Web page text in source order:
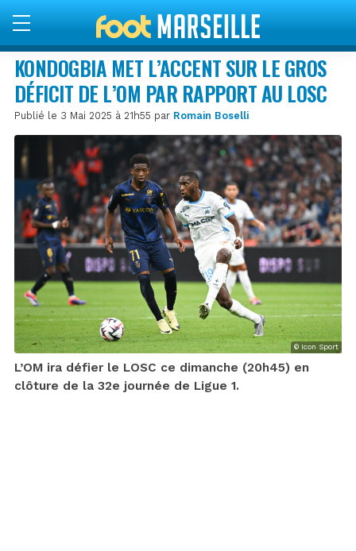
KONDOGBIA MET L’ACCENT SUR LE GROS
DÉFICIT DE L’OM PAR RAPPORT AU LOSC
Publié le 3 Mai 2025 à 21h55 par Romain Boselli
© Icon Sport
L’OM ira défier le LOSC ce dimanche (20h45) en
clôture de la 32e journée de Ligue 1.